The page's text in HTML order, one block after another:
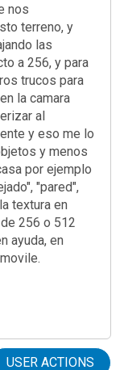
nos
terreno, y
las
a 256, y para
trucos para
la camara
al
y eso me lo
y menos
por ejemplo
"pared",
textura en
256 o 512
ayuda, en
USER ACTIONS